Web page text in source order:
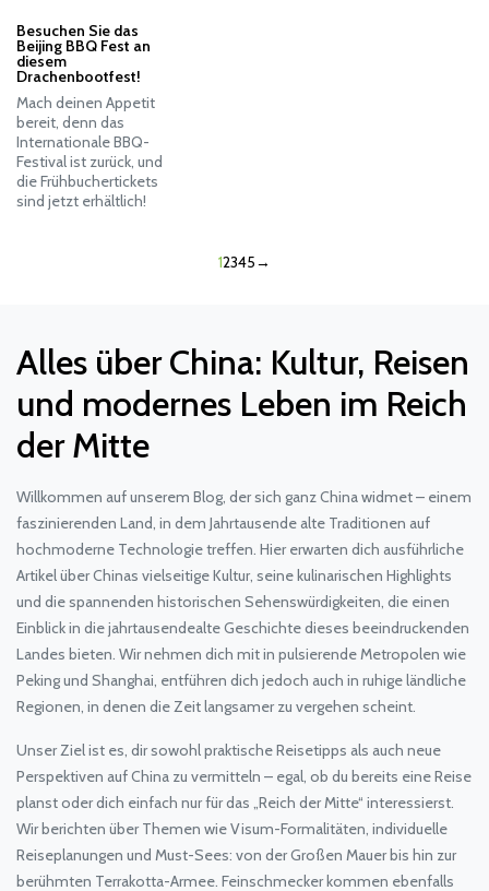
Besuchen Sie das
Beijing BBQ Fest an
diesem
Drachenbootfest!
Mach deinen Appetit
bereit, denn das
Internationale BBQ-
Festival ist zurück, und
die Frühbuchertickets
sind jetzt erhältlich!
12345→
Alles über China: Kultur, Reisen
und modernes Leben im Reich
der Mitte
Willkommen auf unserem Blog, der sich ganz China widmet – einem
faszinierenden Land, in dem Jahrtausende alte Traditionen auf
hochmoderne Technologie treffen. Hier erwarten dich ausführliche
Artikel über Chinas vielseitige Kultur, seine kulinarischen Highlights
und die spannenden historischen Sehenswürdigkeiten, die einen
Einblick in die jahrtausendealte Geschichte dieses beeindruckenden
Landes bieten. Wir nehmen dich mit in pulsierende Metropolen wie
Peking und Shanghai, entführen dich jedoch auch in ruhige ländliche
Regionen, in denen die Zeit langsamer zu vergehen scheint.
Unser Ziel ist es, dir sowohl praktische Reisetipps als auch neue
Perspektiven auf China zu vermitteln – egal, ob du bereits eine Reise
planst oder dich einfach nur für das „Reich der Mitte“ interessierst.
Wir berichten über Themen wie Visum-Formalitäten, individuelle
Reiseplanungen und Must-Sees: von der Großen Mauer bis hin zur
berühmten Terrakotta-Armee. Feinschmecker kommen ebenfalls